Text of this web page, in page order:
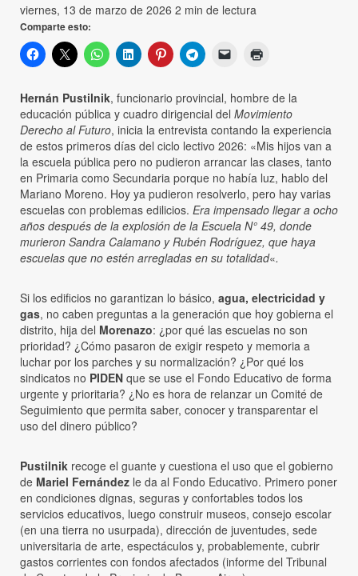
viernes, 13 de marzo de 2026 2 min de lectura
Comparte esto:
Hernán Pustilnik, funcionario provincial, hombre de la
educación pública y cuadro dirigencial del Movimiento
Derecho al Futuro, inicia la entrevista contando la experiencia
de estos primeros días del ciclo lectivo 2026: «Mis hijos van a
la escuela pública pero no pudieron arrancar las clases, tanto
en Primaria como Secundaria porque no había luz, hablo del
Mariano Moreno. Hoy ya pudieron resolverlo, pero hay varias
escuelas con problemas edilicios. Era impensado llegar a ocho
años después de la explosión de la Escuela N° 49, donde
murieron Sandra Calamano y Rubén Rodríguez, que haya
escuelas que no estén arregladas en su totalidad«.
Si los edificios no garantizan lo básico, agua, electricidad y
gas, no caben preguntas a la generación que hoy gobierna el
distrito, hija del Morenazo: ¿por qué las escuelas no son
prioridad? ¿Cómo pasaron de exigir respeto y memoria a
luchar por los parches y su normalización? ¿Por qué los
sindicatos no PIDEN que se use el Fondo Educativo de forma
urgente y prioritaria? ¿No es hora de relanzar un Comité de
Seguimiento que permita saber, conocer y transparentar el
uso del dinero público?
Pustilnik recoge el guante y cuestiona el uso que el gobierno
de Mariel Fernández le da al Fondo Educativo. Primero poner
en condiciones dignas, seguras y confortables todos los
servicios educativos, luego construir museos, consejo escolar
(en una tierra no usurpada), dirección de juventudes, sede
universitaria de arte, espectáculos y, probablemente, cubrir
gastos corrientes con fondos afectados (informe del Tribunal